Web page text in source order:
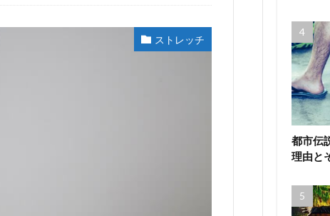
ストレッチ
都市伝
理由と